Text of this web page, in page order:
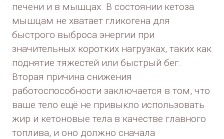
печени и в мышцах. В состоянии кетоза
мышцам не хватает гликогена для
быстрого выброса энергии при
значительных коротких нагрузках, таких как
поднятие тяжестей или быстрый бег.
Вторая причина снижения
работоспособности заключается в том, что
ваше тело ещё не привыкло использовать
жир и кетоновые тела в качестве главного
топлива, и оно должно сначала